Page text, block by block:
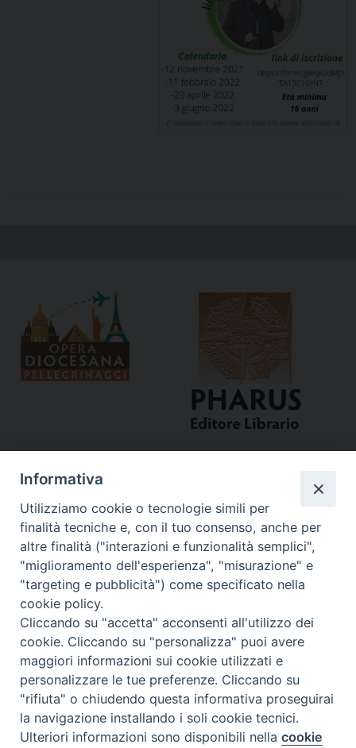
Curia
Via del Seminario, 61 - 57122 Livorno LI
Tel. 0586 276211
Fax 0586 276243
segreve@livorno.chiesacattolica.it
Copyright © Diocesi Livorno
Preferenze Cookie
Informativa
Utilizziamo cookie o tecnologie simili per
finalità tecniche e, con il tuo consenso, anche per
altre finalità ("interazioni e funzionalità semplici",
"miglioramento dell'esperienza", "misurazione" e
"targeting e pubblicità") come specificato nella
cookie policy.
Cliccando su "accetta" acconsenti all'utilizzo dei
cookie. Cliccando su "personalizza" puoi avere
maggiori informazioni sui cookie utilizzati e
personalizzare le tue preferenze. Cliccando su
"rifiuta" o chiudendo questa informativa proseguirai
la navigazione installando i soli cookie tecnici.
Ulteriori informazioni sono disponibili nellacookie